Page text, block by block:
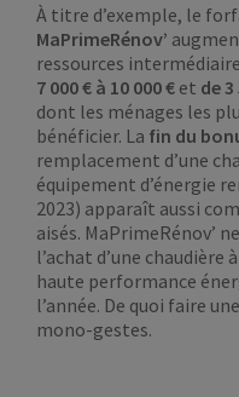
À titre d’exemple, le
MaPrimeRénov’
ressources
7 000 € à 10 000 € et de 3
dont les ménages les
bénéficier. La fin du
remplacement d’une
équipement d’énergie
2023) apparaît aussi
aisés. MaPrimeRénov’
l’achat d’une chaudière
haute performance
l’année. De quoi faire
mono-gestes.